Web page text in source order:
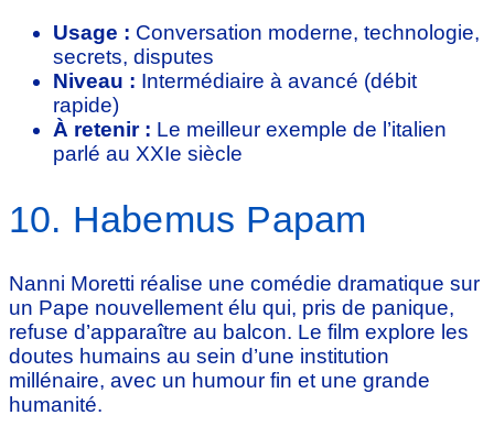
Usage : Conversation moderne, technologie,
secrets, disputes
Niveau : Intermédiaire à avancé (débit
rapide)
À retenir : Le meilleur exemple de l’italien
parlé au XXIe siècle
10. Habemus Papam
Nanni Moretti réalise une comédie dramatique sur
un Pape nouvellement élu qui, pris de panique,
refuse d’apparaître au balcon. Le film explore les
doutes humains au sein d’une institution
millénaire, avec un humour fin et une grande
humanité.